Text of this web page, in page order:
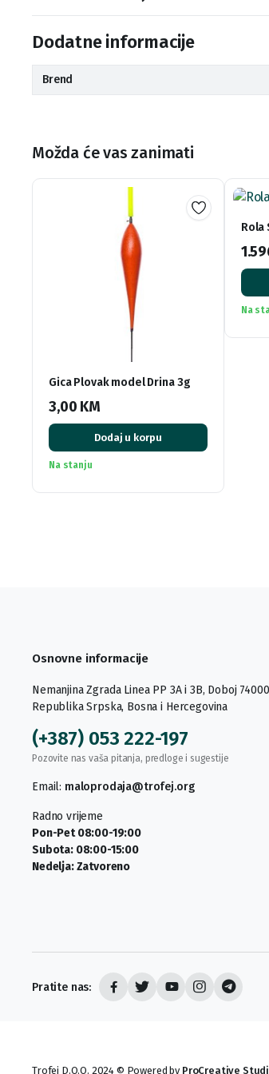
Dodatne informacije
Brend
Možda će vas zanimati
Gica Plovak model Drina 3g
3,00 KM
Dodaj u korpu
Na stanju
Rola
Na
Osnovne informacije
Nemanjina Zgrada Linea PP 3A i 3B, Doboj 74000
Republika Srpska, Bosna i Hercegovina
(+387) 053 222-197
Pozovite nas vaša pitanja, predloge i sugestije
Email: maloprodaja@trofej.org
Radno vrijeme
Pon-Pet 08:00-19:00
Subota: 08:00-15:00
Nedelja: Zatvoreno
Pratite nas:
Trofej D.O.O. 2024 © Powered by ProCreative